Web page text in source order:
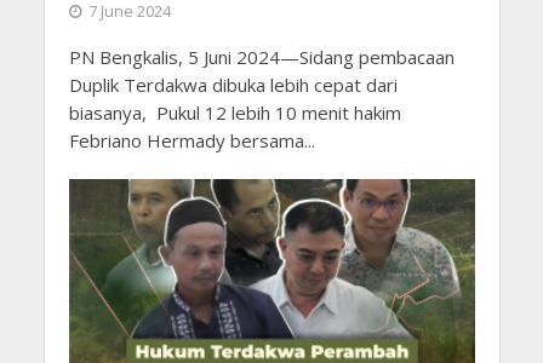
7 June 2024
PN Bengkalis, 5 Juni 2024—Sidang pembacaan
Duplik Terdakwa dibuka lebih cepat dari
biasanya, Pukul 12 lebih 10 menit hakim
Febriano Hermady bersama...